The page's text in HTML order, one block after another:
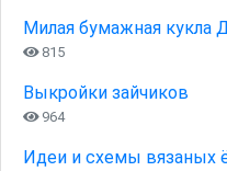
Милая бумажная кукла
815
Выкройки зайчиков
964
Идеи и схемы вязаных